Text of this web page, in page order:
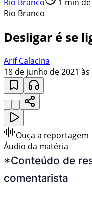
Rio Branco 1 min
Rio Branco
Desligar é se
Arif Calacina
18 de junho de 2021 às
Ouça a reportagem
Áudio da matéria
*Conteúdo de
comentarista